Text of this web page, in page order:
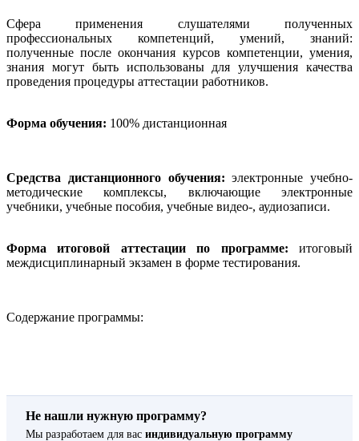
Сфера применения слушателями полученных
профессиональных компетенций, умений, знаний:
полученные после окончания курсов компетенции, умения,
знания могут быть использованы для улучшения качества
проведения процедуры аттестации работников.
Форма обучения: 100% дистанционная
Средства дистанционного обучения: электронные учебно-
методические комплексы, включающие электронные
учебники, учебные пособия, учебные видео-, аудиозаписи.
Форма итоговой аттестации по программе: итоговый
междисциплинарный экзамен в форме тестирования.
Содержание программы:
Не нашли нужную программу?
Мы разработаем для вас индивидуальную программу